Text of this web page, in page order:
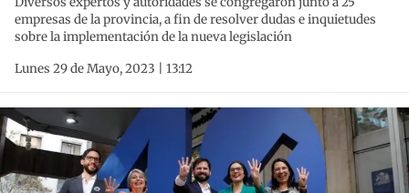
empresas de la provincia, a fin de resolver dudas e inquietudes
sobre la implementación de la nueva legislación
Lunes 29 de Mayo, 2023 | 13:12